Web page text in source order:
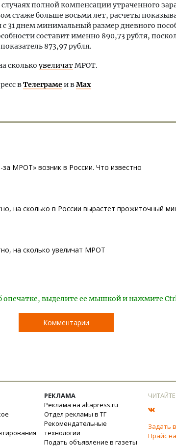
полной компенсации утраченного
стаже больше восьми лет, расчеты
31 днем минимальный размер дневного
составит именно 890,73 рубля,
873,97 рубля.
сколько увеличатМРОТ.
вТелеграмеи вMax
за МРОТ» возник в России. Что известно
на сколько в России вырастет прожиточный
на сколько увеличат МРОТ
опечатке, выделите ее мышкой и нажмите
Комментарии
РЕКЛАМА
Реклама на altapress.ru
Отдел рекламы в ТГ
Рекомендательные
технологии
Подать объявление в газеты
Задать
Прайс